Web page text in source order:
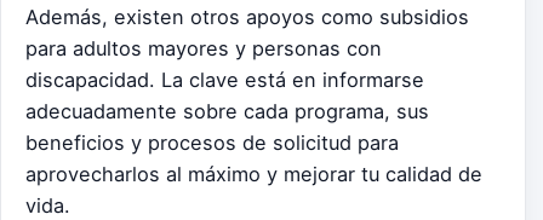
Además, existen otros apoyos como subsidios
para adultos mayores y personas con
discapacidad. La clave está en informarse
adecuadamente sobre cada programa, sus
beneficios y procesos de solicitud para
aprovecharlos al máximo y mejorar tu calidad de
vida.